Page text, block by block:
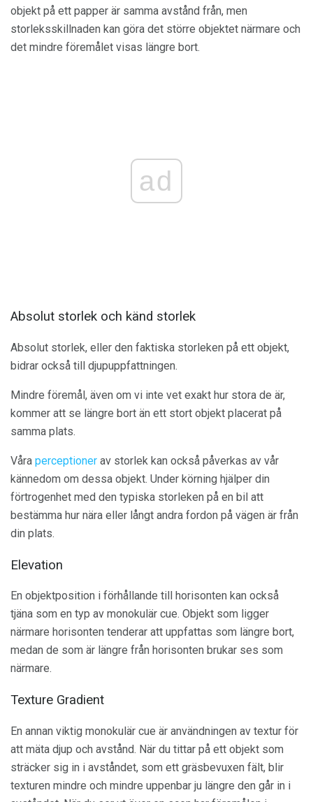
objekt på ett papper är samma avstånd från, men
storleksskillnaden kan göra det större objektet närmare och
det mindre föremålet visas längre bort.
ad
Absolut storlek och känd storlek
Absolut storlek, eller den faktiska storleken på ett objekt,
bidrar också till djupuppfattningen.
Mindre föremål, även om vi inte vet exakt hur stora de är,
kommer att se längre bort än ett stort objekt placerat på
samma plats.
Våra perceptioner av storlek kan också påverkas av vår
kännedom om dessa objekt. Under körning hjälper din
förtrogenhet med den typiska storleken på en bil att
bestämma hur nära eller långt andra fordon på vägen är från
din plats.
Elevation
En objektposition i förhållande till horisonten kan också
tjäna som en typ av monokulär cue. Objekt som ligger
närmare horisonten tenderar att uppfattas som längre bort,
medan de som är längre från horisonten brukar ses som
närmare.
Texture Gradient
En annan viktig monokulär cue är användningen av textur för
att mäta djup och avstånd. När du tittar på ett objekt som
sträcker sig in i avståndet, som ett gräsbevuxen fält, blir
texturen mindre och mindre uppenbar ju längre den går in i